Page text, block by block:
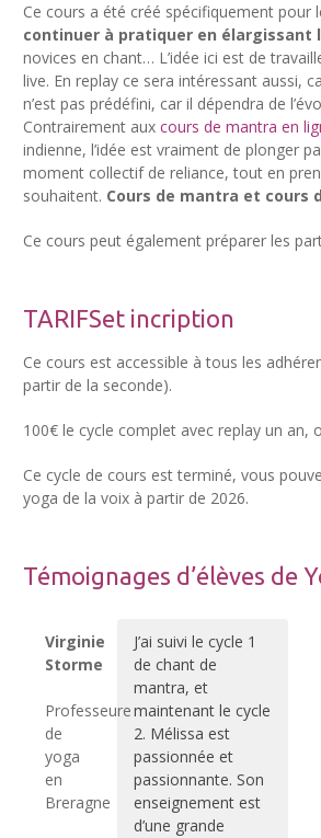
Ce cours a été créé spécifiquement pour
continuer à pratiquer en élargissant
novices en chant… L’idée ici est de
live. En replay ce sera intéressant aussi,
n’est pas prédéfini, car il dépendra de
Contrairement aux cours de mantra en
indienne, l’idée est vraiment de plonger
moment collectif de reliance, tout en
souhaitent. Cours de mantra et cours
Ce cours peut également préparer les
TARIFSet incription
Ce cours est accessible à tous les
partir de la seconde).
100€ le cycle complet avec replay un an,
Ce cycle de cours est terminé, vous
yoga de la voix à partir de 2026.
Témoignages d’élèves de
Virginie
Storme
Professeure
de
yoga
en
Breragne
J’ai suivi le cycle 1
de chant de
mantra, et
maintenant le cycle
2. Mélissa est
passionnée et
passionnante. Son
enseignement est
d’une grande